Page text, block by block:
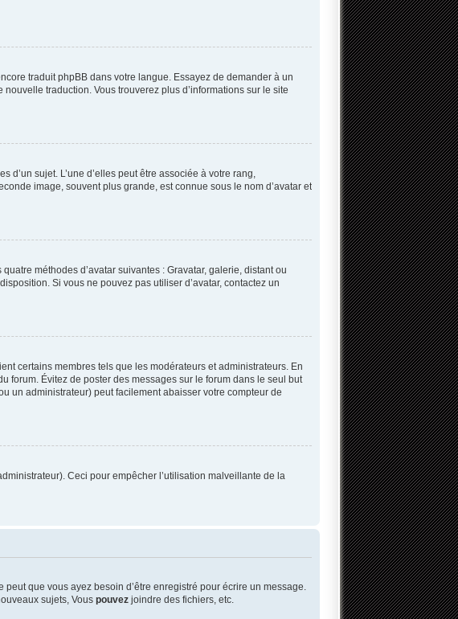
traduit phpBB dans votre langue. Essayez de demander à un
traduction. Vous trouverez plus d’informations sur le site
d’un sujet. L’une d’elles peut être associée à votre rang,
image, souvent plus grande, est connue sous le nom d’avatar et
méthodes d’avatar suivantes : Gravatar, galerie, distant ou
Si vous ne pouvez pas utiliser d’avatar, contactez un
certains membres tels que les modérateurs et administrateurs. En
forum. Évitez de poster des messages sur le forum dans le seul but
un administrateur) peut facilement abaisser votre compteur de
Ceci pour empêcher l’utilisation malveillante de la
que vous ayez besoin d’être enregistré pour écrire un message.
sujets, Vous pouvez joindre des fichiers, etc.